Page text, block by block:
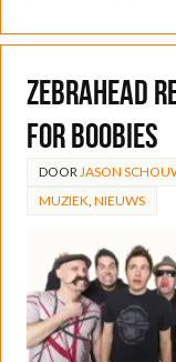
Zebrahead
for Boobies
DOOR JASON
MUZIEK NIEUWS